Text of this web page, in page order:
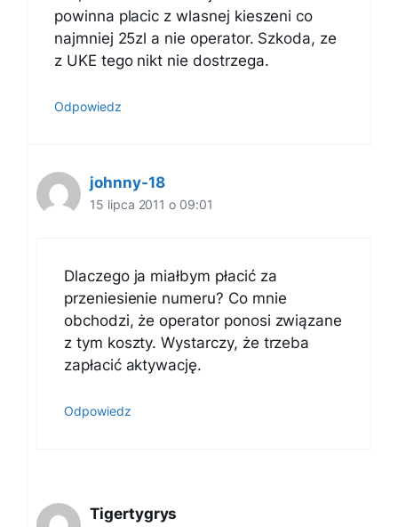
powinna placic z wlasnej kieszeni co
najmniej 25zl a nie operator. Szkoda, ze
z UKE tego nikt nie dostrzega.
Odpowiedz
johnny-18
15 lipca 2011 o 09:01
Dlaczego ja miałbym płacić za
przeniesienie numeru? Co mnie
obchodzi, że operator ponosi związane
z tym koszty. Wystarczy, że trzeba
zapłacić aktywację.
Odpowiedz
Tigertygrys